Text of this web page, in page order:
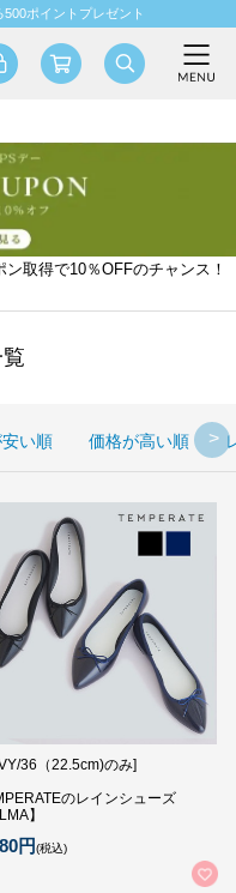
ポイントプレゼント
取得で10％OFFのチャンス！
い順 価格が高い順
36（22.5cm)のみ]
のレインシューズ
】
円(税込)